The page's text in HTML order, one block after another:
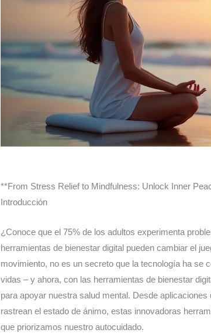
**From Stress Relief to Mindfulness: Unlock Inner
Introducción
¿Conoce que el 75% de los adultos experimenta
herramientas de bienestar digital pueden cambiar el
movimiento, no es un secreto que la tecnología ha se
vidas – y ahora, con las herramientas de bienestar
para apoyar nuestra salud mental. Desde
rastrean el estado de ánimo, estas innovadoras
que priorizamos nuestro autocuidado.